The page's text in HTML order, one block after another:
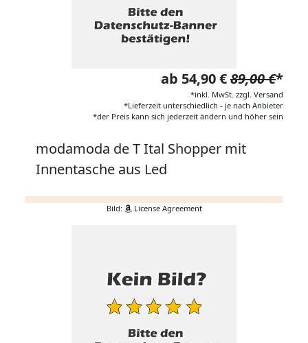
ab 54,90 €89,00 €*
*inkl. MwSt. zzgl. Versand
*Lieferzeit unterschiedlich - je nach Anbieter
*der Preis kann sich jederzeit ändern und höher sein
modamoda de T Ital Shopper mit
Innentasche aus Led
Bild: License Agreement